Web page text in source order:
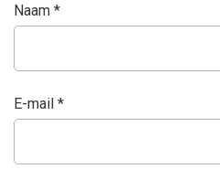
Naam *
E-mail *